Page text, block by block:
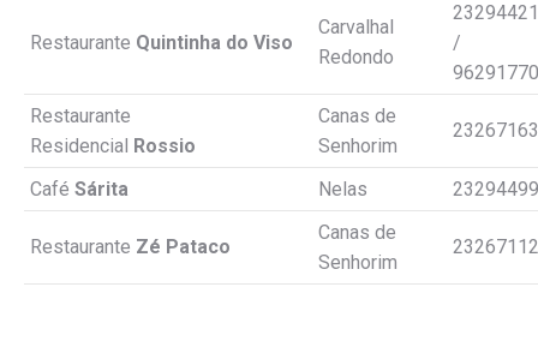
Restaurante Quintinha do Viso
Carvalhal
Redondo
/
Restaurante
Residencial Rossio
Canas de
Senhorim
Café Sárita Nelas
Restaurante Zé Pataco
Canas de
Senhorim